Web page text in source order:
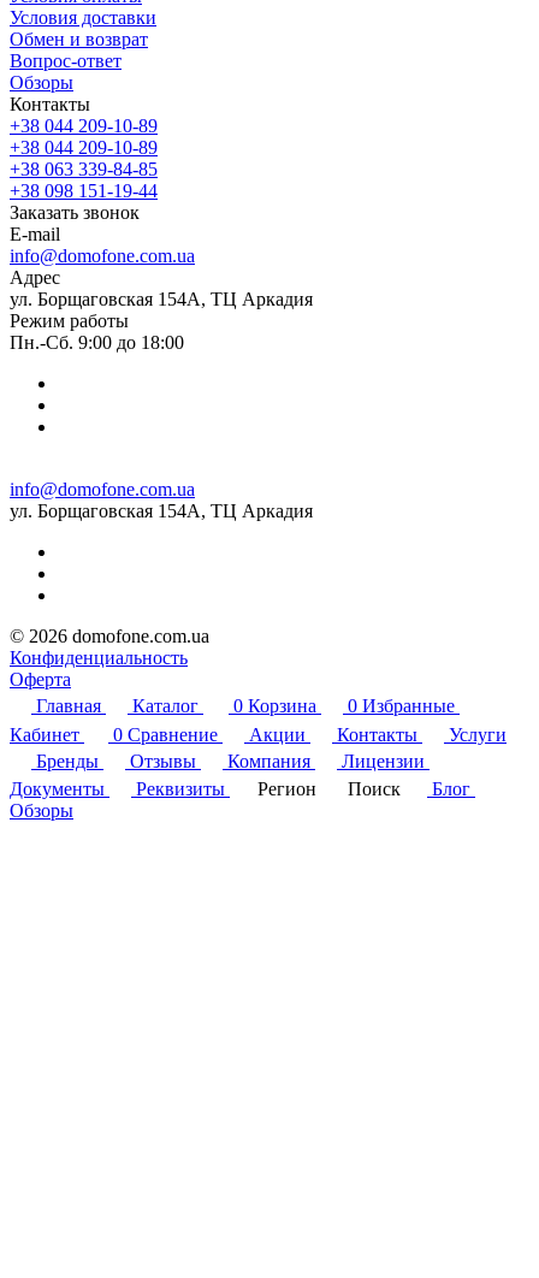
Условия доставки
Обмен и возврат
Вопрос-ответ
Обзоры
Контакты
+38 044 209-10-89
+38 044 209-10-89
+38 063 339-84-85
+38 098 151-19-44
Заказать звонок
E-mail
info@domofone.com.ua
Адрес
ул. Борщаговская 154А, ТЦ Аркадия
Режим работы
Пн.-Сб. 9:00 до 18:00
info@domofone.com.ua
ул. Борщаговская 154А, ТЦ Аркадия
© 2026 domofone.com.ua
Конфиденциальность
Оферта
Главная
Каталог 0 Корзина 0 Избранные
Кабинет
0 Сравнение Акции Контакты
Услуги
Бренды
Отзывы Компания
Лицензии
Документы
Реквизиты Регион Поиск
Блог
Обзоры